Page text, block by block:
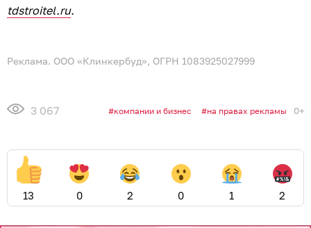
tdstroitel.ru.
Реклама. ООО «Клинкербуд», ОГРН 1083925027999
3 067 компании и бизнес на правах рекламы 0+
13 0 2 0 1 2